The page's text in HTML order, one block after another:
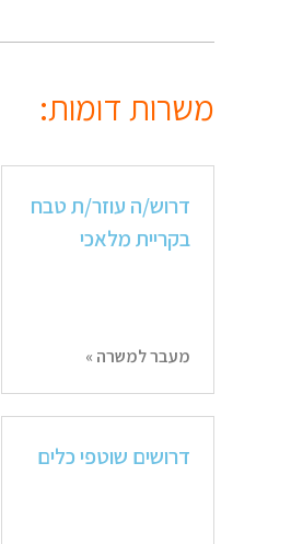
משרות דומות:
דרוש/ה עוזר/ת טבח
בקריית מלאכי
מעבר למשרה »
דרושים שוטפי כלים